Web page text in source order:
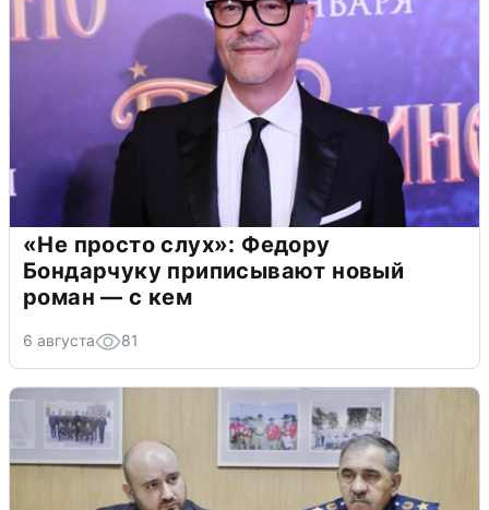
«Не просто слух»: Федору
Бондарчуку приписывают новый
роман — с кем
6 августа 81